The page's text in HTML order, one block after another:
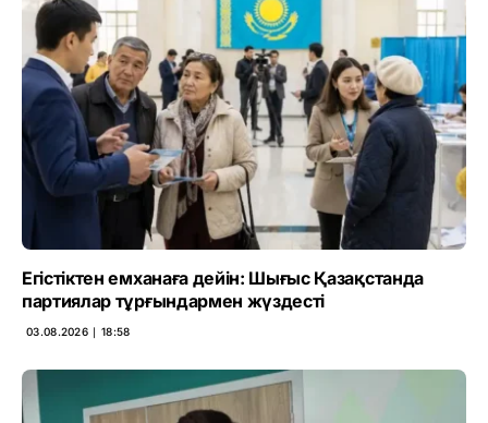
Егістіктен емханаға дейін: Шығыс Қазақстанда
партиялар тұрғындармен жүздесті
03.08.2026 ∣ 18:58